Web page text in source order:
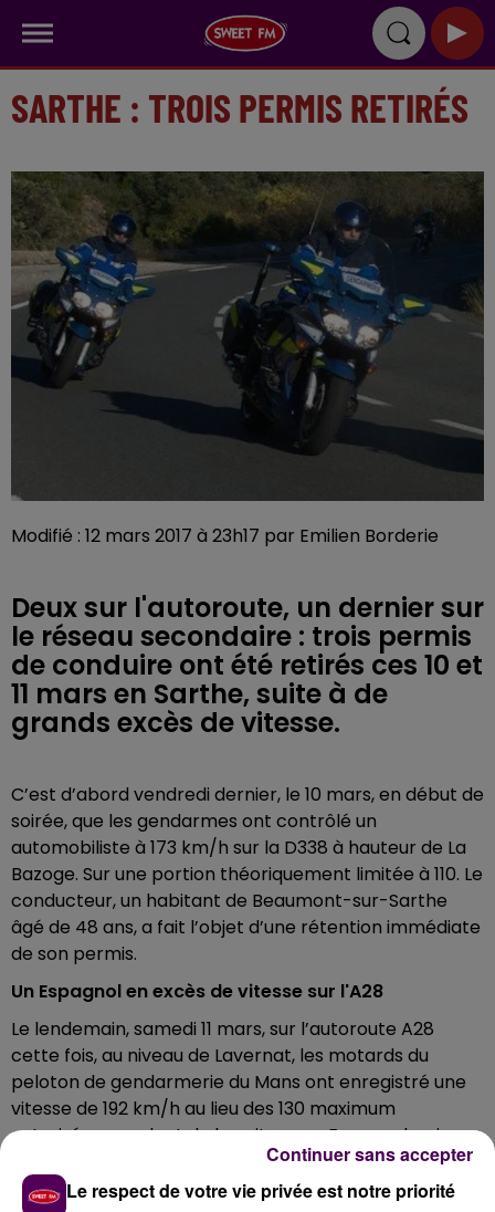
SARTHE : TROIS PERMIS RETIRÉS
Modifié : 12 mars 2017 à 23h17 par Emilien Borderie
Deux sur l'autoroute, un dernier sur
le réseau secondaire : trois permis
de conduire ont été retirés ces 10 et
11 mars en Sarthe, suite à de
grands excès de vitesse.
C’est d’abord vendredi dernier, le 10 mars, en début de
soirée, que les gendarmes ont contrôlé un
automobiliste à 173 km/h sur la D338 à hauteur de La
Bazoge. Sur une portion théoriquement limitée à 110. Le
conducteur, un habitant de Beaumont-sur-Sarthe
âgé de 48 ans, a fait l’objet d’une rétention immédiate
de son permis.
Un Espagnol en excès de vitesse sur l'A28
Le lendemain, samedi 11 mars, sur l’autoroute A28
cette fois, au niveau de Lavernat, les motards du
peloton de gendarmerie du Mans ont enregistré une
vitesse de 192 km/h au lieu des 130 maximum
autorisés : au volant de la voiture, un Espagnol, qui
s’est acquitté d’une consignation à 750 euros et qui a
dû laisser son permis.
Le respect de votre vie privée est notre priorité
Continuer sans accepter